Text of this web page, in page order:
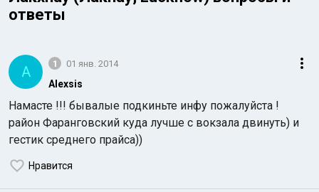
Аравийское море
ответы
A 1 01 янв. 2014
Alexsis
Намасте !!! бывалые подкиньте инфу пожалуйста !
район Фаранговский куда лучше с вокзала двинуть) и
гестик среднего прайса))
Нравится